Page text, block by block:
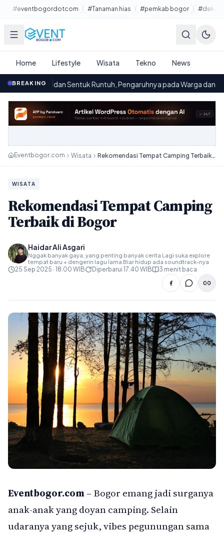
Lewati ke konten utama
#eventbogordotcom #Tanaman hias #pemkab bogor
Home Lifestyle Wisata Tekno News
BREAKING
Sentuk Runtuh, Pengaruhnya pada Warga dan Harapan
Eventbogor.com Wisata Rekomendasi Tempat Camping Terbaik di Bogor
WISATA
Rekomendasi Tempat Camping
Terbaik di Bogor
Haidar Ali Asgari
Nggak banyak gaya, yang penting banyak cerita Lagi suka explore
tempat baru + dengerin lagu lama Biar hidup ada soundtrack-nya
25 Sep 2025 · 18.00 WIB Diperbarui 17.40 WIB 3 menit baca
Eventbogor.com– Bogor emang jadi surganya
anak-anak yang doyan camping. Selain
udaranya yang sejuk, vibes pegunungan sama